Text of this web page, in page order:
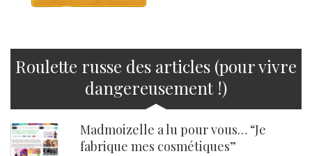
Roulette russe des articles (pour vivre
dangereusement !)
Madmoizelle a lu pour vous… “Je
fabrique mes cosmétiques”